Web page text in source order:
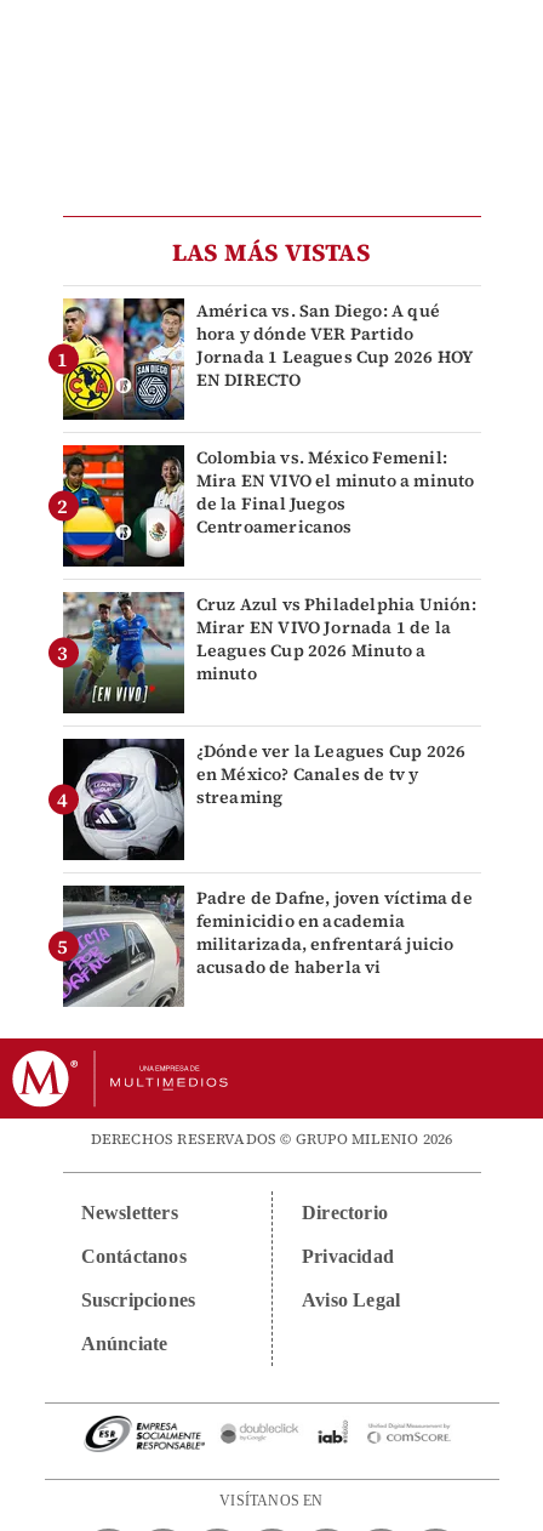
LAS MÁS VISTAS
América vs. San Diego: A qué
hora y dónde VER Partido
Jornada 1 Leagues Cup 2026 HOY
EN DIRECTO
Colombia vs. México Femenil:
Mira EN VIVO el minuto a minuto
de la Final Juegos
Centroamericanos
Cruz Azul vs Philadelphia Unión:
Mirar EN VIVO Jornada 1 de la
Leagues Cup 2026 Minuto a
minuto
¿Dónde ver la Leagues Cup 2026
en México? Canales de tv y
streaming
Padre de Dafne, joven víctima de
feminicidio en academia
militarizada, enfrentará juicio
acusado de haberla vi
DERECHOS RESERVADOS © GRUPO MILENIO 2026
Newsletters
Contáctanos
Suscripciones
Anúnciate
Directorio
Privacidad
Aviso Legal
VISÍTANOS EN